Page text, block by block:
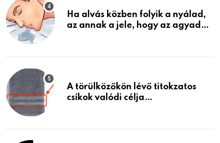
Ha alvás közben folyik a nyálad,
az annak a jele, hogy az agyad…
A törülközőkön lévő titokzatos
csíkok valódi célja…